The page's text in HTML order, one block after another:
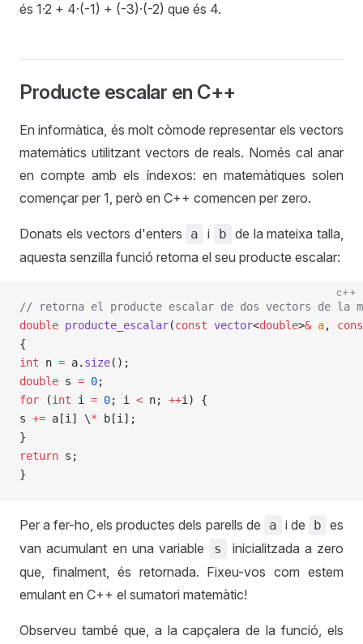
és 1·2 + 4·(-1) + (-3)·(-2) que és 4.
Producte escalar en C++
En informàtica, és molt còmode representar els vectors
matemàtics utilitzant vectors de reals. Només cal anar
en compte amb els índexos: en matemàtiques solen
començar per 1, però en C++ comencen per zero.
Donats els vectors d'enters a i b de la mateixa talla,
aquesta senzilla funció retorna el seu producte escalar:
c++
// retorna el producte escalar de dos vectors de la
double producte_escalar(const vector<double>& a,
{
int n = a. size();
double s = 0;
for (int i = 0; i < n; ++i) {
s += a[i] \* b[i];
}
return s;
}
Per a fer-ho, els productes dels parells de a i de b es
van acumulant en una variable
s
inicialitzada a zero
que, finalment, és retornada. Fixeu-vos com estem
emulant en C++ el sumatori matemàtic!
Observeu també que, a la capçalera de la funció, els